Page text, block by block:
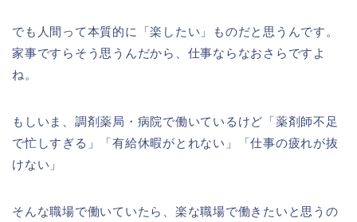
でも人間って本質的に「楽したい」ものだと思うんです。
家事ですらそう思うんだから、仕事ならなおさらですよ
ね。
もしいま、調剤薬局・病院で働いているけど「薬剤師不足
で忙しすぎる」「有給休暇がとれない」「仕事の疲れが抜
けない」
そんな職場で働いていたら、楽な職場で働きたいと思うの